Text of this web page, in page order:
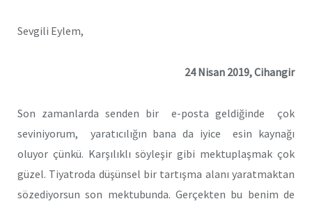
Sevgili Eylem,
24 Nisan 2019, Cihangir
Son zamanlarda senden bir e-posta geldiğinde çok
seviniyorum, yaratıcılığın bana da iyice esin kaynağı
oluyor çünkü. Karşılıklı söyleşir gibi mektuplaşmak çok
güzel. Tiyatroda düşünsel bir tartışma alanı yaratmaktan
sözediyorsun son mektubunda. Gerçekten bu benim de